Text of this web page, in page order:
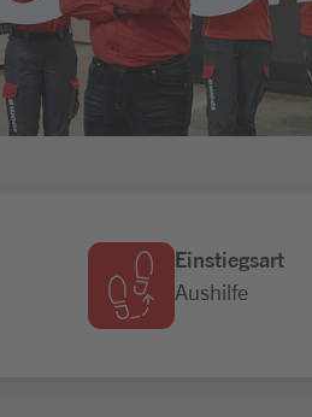
Einstiegsart
Aushilfe